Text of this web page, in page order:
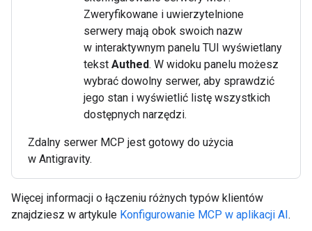
Zweryfikowane i uwierzytelnione
serwery mają obok swoich nazw
w interaktywnym panelu TUI wyświetlany
tekst Authed. W widoku panelu możesz
wybrać dowolny serwer, aby sprawdzić
jego stan i wyświetlić listę wszystkich
dostępnych narzędzi.
Zdalny serwer MCP jest gotowy do użycia
w Antigravity.
Więcej informacji o łączeniu różnych typów klientów
znajdziesz w artykule Konfigurowanie MCP w aplikacji AI.